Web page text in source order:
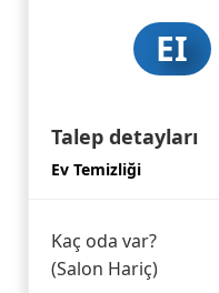
EI
Talep detayları
Ev Temizliği
Kaç oda var?
(Salon Hariç)